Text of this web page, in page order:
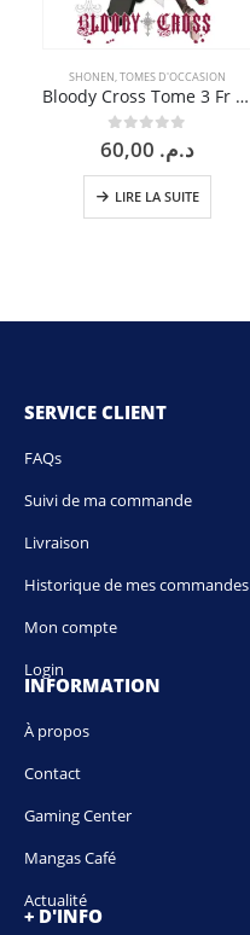
SHONEN,TOMES D'OCCASION
Bloody Cross Tome 3 Fr Occasion
0sur 5د.م.
LIRE LA SUITE
SERVICE CLIENT
FAQs
Suivi de ma commande
Livraison
Historique de mes commandes
Mon compte
Login
INFORMATION
À propos
Contact
Gaming Center
Mangas Café
Actualité
+ D'INFO